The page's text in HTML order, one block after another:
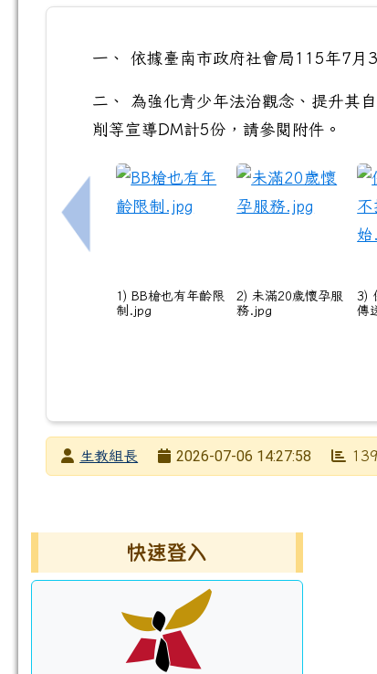
上一筆：轉知文化部追星購票防詐宣導圖
一、 依據臺南市政府社會局115年7月
二、 為強化青少年法治觀念、提升其
削等宣導DM計5份，請參閱附件。
1) BB槍也有年齡限
制.jpg
2) 未滿20歲懷孕服
務.jpg
3)
傳
發布者生教組長
2026-07-06 14:27:58 139
左邊區域內容
快速登入